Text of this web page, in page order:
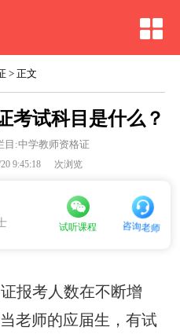
> 正文
考试科目是什么？
目:中学教师资格证
9:45:18 次浏览
试听课程 咨询老师
报考人数在不断增
老师的应届生，有试